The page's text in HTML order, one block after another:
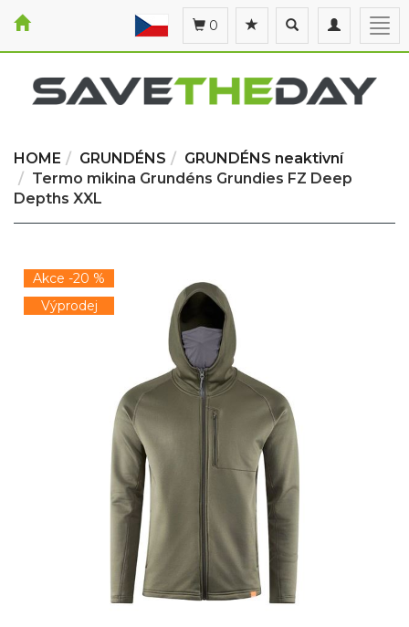
Toggle
navigation
Toggle
search
0
HOME GRUNDÉNS
GRUNDÉNS neaktivní
Termo mikina Grundéns Grundies FZ Deep
Depths XXL
Akce -20 %
Výprodej